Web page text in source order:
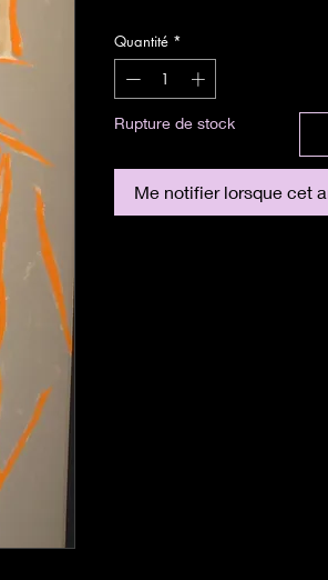
Quantité *
Rupture de stock
Me notifier lorsque cet